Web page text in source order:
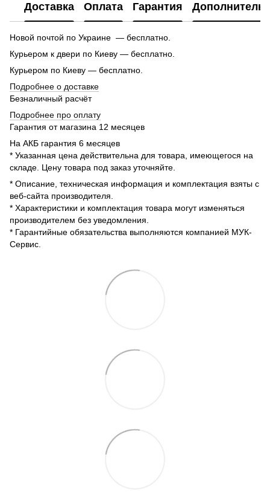
Доставка Оплата Гарантия
Новой почтой по Украине — бесплатно.
Курьером к двери по Киеву — бесплатно.
Курьером по Киеву — бесплатно.
Подробнее о доставке
Безналичный расчёт
Подробнее про оплату
Гарантия от магазина 12 месяцев
На АКБ гарантия 6 месяцев
* Указанная цена действительна для товара, имеющегося на
складе. Цену товара под заказ уточняйте.
* Описание, техническая информация и комплектация взяты с
веб-сайта производителя.
* Характеристики и комплектация товара могут изменяться
производителем без уведомления.
* Гарантийные обязательства выполняются компанией МУК-
Сервис.